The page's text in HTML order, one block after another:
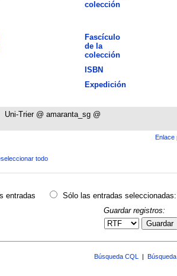
colección
Fascículo
de la
colección
ISBN
Expedición
Uni-Trier @ amaranta_sg @
Enlace
todo
entradas
Sólo las entradas seleccionadas:
Guardar registros:
Guardar
Búsqueda CQL